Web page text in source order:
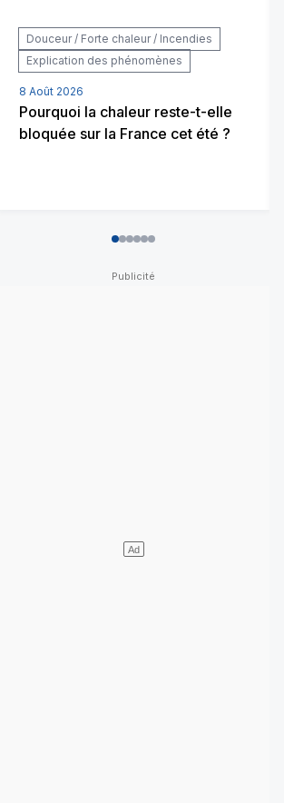
Douceur / Forte chaleur / Incendies
Explication des phénomènes
8 Août 2026
Pourquoi la chaleur reste-t-elle
bloquée sur la France cet été ?
012345